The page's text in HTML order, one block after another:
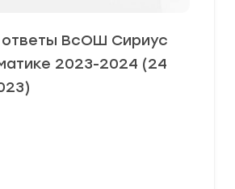
ВсОШ Сириус
2023-2024 (24